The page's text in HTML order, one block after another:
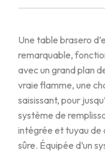
Une table brasero
remarquable,
avec un grand plan
vraie flamme, une
saisissant, pour
système de
intégrée et tuyau de
sûre. Équipée d’un